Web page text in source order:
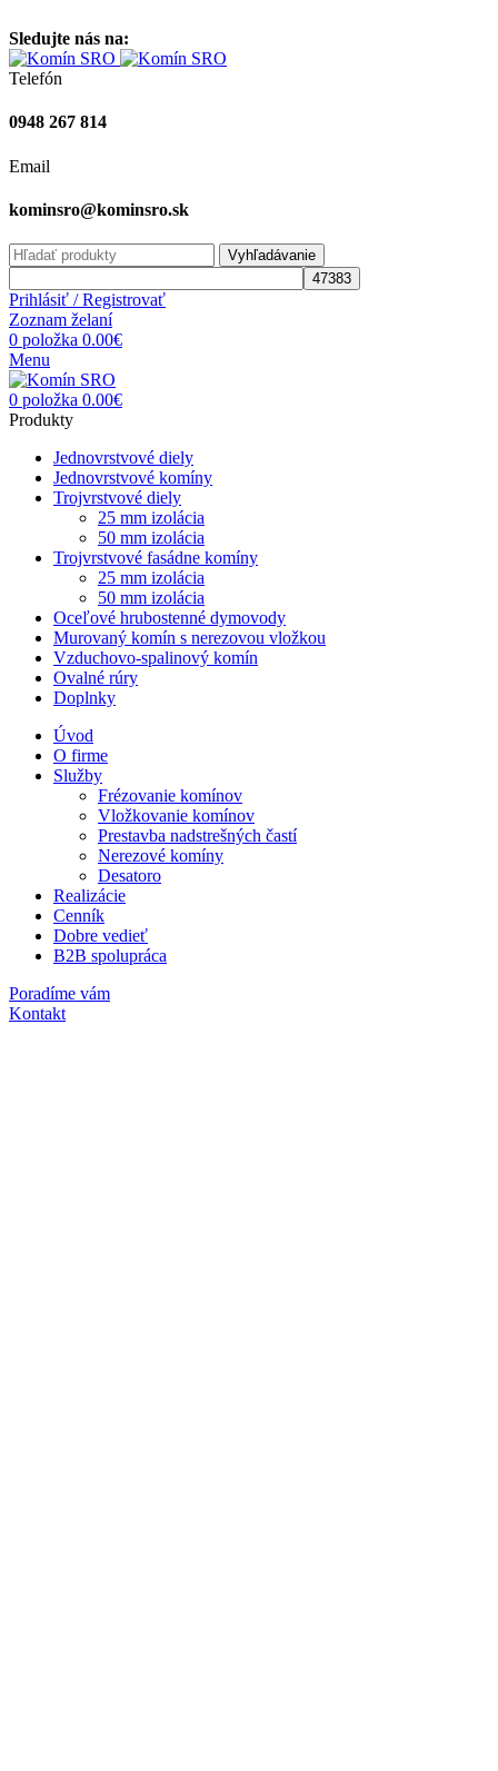
Sledujte nás na:
Telefón
0948 267 814
Email
kominsro@kominsro.sk
Vyhľadávanie
Prihlásiť / Registrovať
Zoznam želaní
0 položka 0.00€
Menu
0 položka 0.00€
Produkty
Jednovrstvové diely
Jednovrstvové komíny
Trojvrstvové diely
25 mm izolácia
50 mm izolácia
Trojvrstvové fasádne komíny
25 mm izolácia
50 mm izolácia
Oceľové hrubostenné dymovody
Murovaný komín s nerezovou vložkou
Vzduchovo-spalinový komín
Ovalné rúry
Doplnky
Úvod
O firme
Služby
Frézovanie komínov
Vložkovanie komínov
Prestavba nadstrešných častí
Nerezové komíny
Desatoro
Realizácie
Cenník
Dobre vedieť
B2B spolupráca
Poradíme vám
Kontakt